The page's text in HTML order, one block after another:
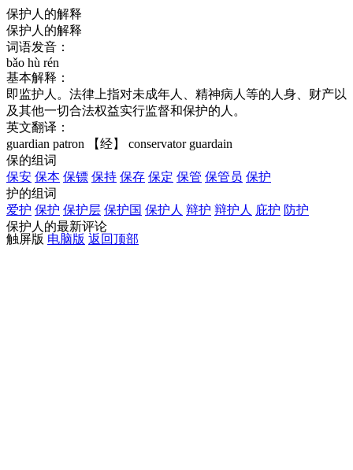
保护人的解释
保护人的解释
词语发音：
bǎo hù rén
基本解释：
即监护人。法律上指对未成年人、精神病人等的人身、财产以
及其他一切合法权益实行监督和保护的人。
英文翻译：
guardian patron 【经】 conservator guardain
保的组词
保安 保本 保镖 保持 保存 保定 保管 保管员 保护
护的组词
爱护 保护 保护层 保护国 保护人 辩护 辩护人 庇护 防护
保护人的最新评论
触屏版 电脑版 返回顶部